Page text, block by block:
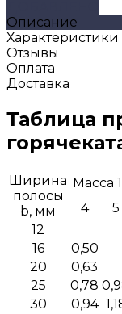
Описание
Характеристики
Отзывы
Оплата
Доставка
Таблица
Ширина
полосы
b, мм
Масса
4
5
12
16
0,50
20
0,63
25
0,78
30
0,94